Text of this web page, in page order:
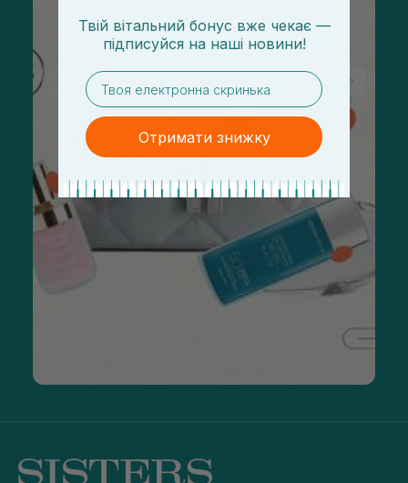
Твій вітальний бонус вже чекає —
підписуйся на наші новини!
email
Отримати знижку